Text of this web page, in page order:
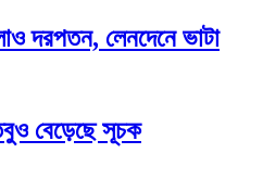
দরপতন, লেনদেনে ভাটা
বেড়েছে সূচক